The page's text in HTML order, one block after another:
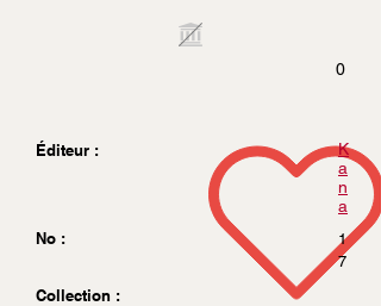
0
Éditeur :
K
a
n
a
No :
1
7
Collection :